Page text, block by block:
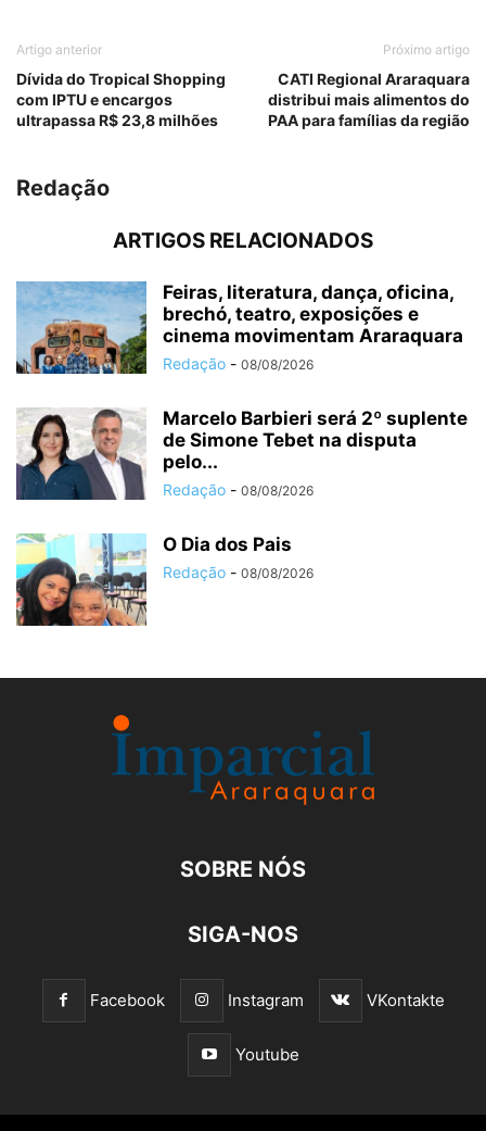
Artigo anterior
Dívida do Tropical Shopping
com IPTU e encargos
ultrapassa R$ 23,8 milhões
Próximo artigo
CATI Regional Araraquara
distribui mais alimentos do
PAA para famílias da região
Redação
ARTIGOS RELACIONADOS
Feiras, literatura, dança, oficina,
brechó, teatro, exposições e
cinema movimentam Araraquara
Redação - 08/08/2026
Marcelo Barbieri será 2º suplente
de Simone Tebet na disputa
pelo...
Redação - 08/08/2026
O Dia dos Pais
Redação - 08/08/2026
SOBRE NÓS
SIGA-NOS
Facebook Instagram VKontakte
Youtube